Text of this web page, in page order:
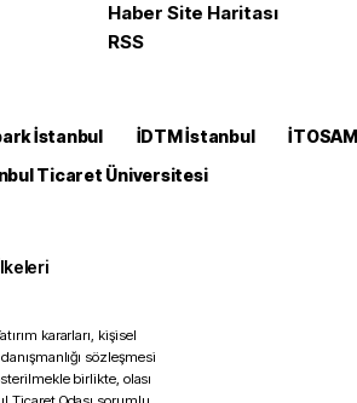
Haber Site Haritası
RSS
İstanbul İDTM İstanbul İTOSAM
Ticaret Üniversitesi
kararları, kişisel
sözleşmesi
birlikte, olası